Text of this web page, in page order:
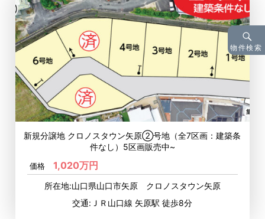
新規分譲地 クロノスタウン矢原②号地（全7区画：建築条
件なし）5区画販売中~
価格 1,020万円
所在地:山口県山口市矢原 クロノスタウン矢原
交通:ＪＲ山口線 矢原駅 徒歩8分
物件検索